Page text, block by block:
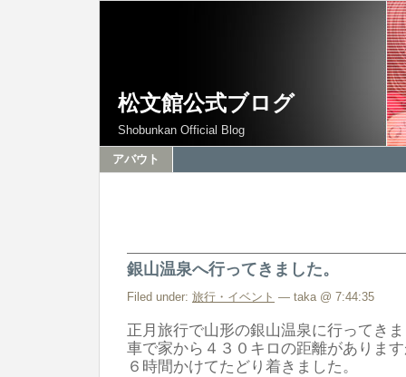
松文館公式ブログ
Shobunkan Official Blog
アバウト
銀山温泉へ行ってきました。
Filed under: 旅行・イベント — taka @ 7:44:35
正月旅行で山形の銀山温泉に行ってき
車で家から４３０キロの距離がありま
６時間かけてたどり着きました。